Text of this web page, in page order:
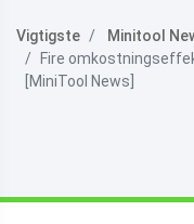
Vigtigste
Minitool
Fire
[MiniTool News]